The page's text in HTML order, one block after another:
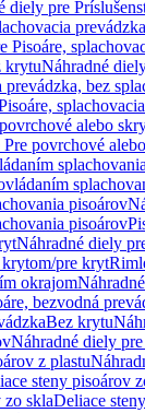
diely pre
Pisoáre,
krytuNáhradné
prevádzka, bez
alebo
povrchové
pisoárov
pisoárov
Náhradné diely
krytom/pre kryt
okrajom
bezvodná
Bez krytu
Náhradné diely
z plastu
steny pisoárov
zo sklaDeliace